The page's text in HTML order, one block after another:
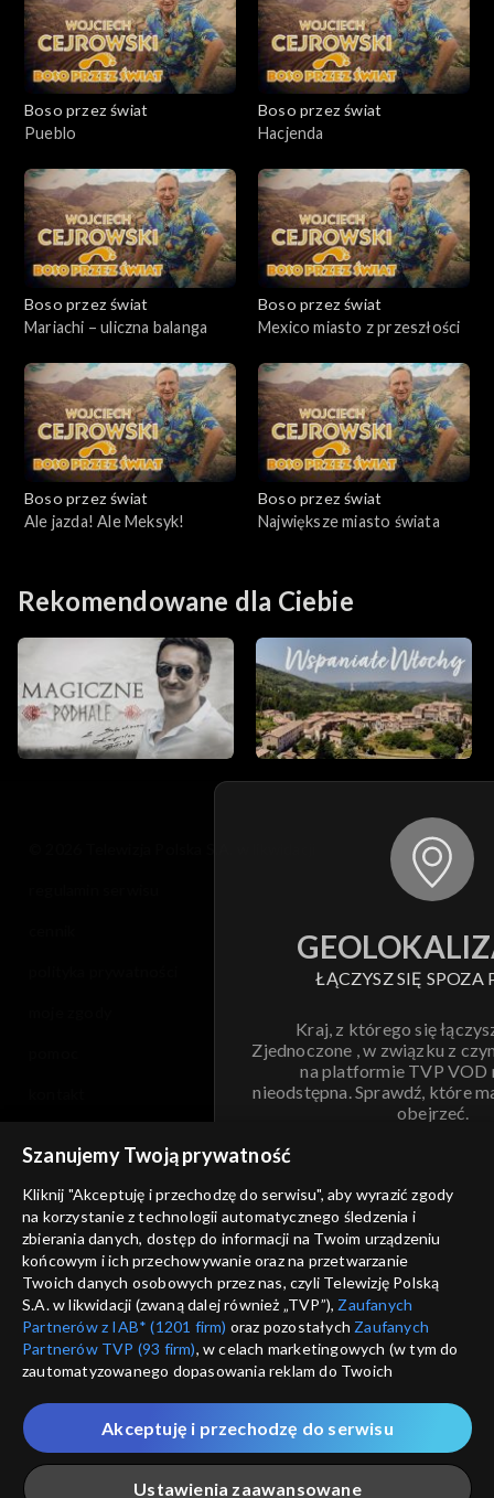
Boso przez świat
Pueblo
Boso przez świat
Hacjenda
Boso przez świat
Mariachi – uliczna balanga
Boso przez świat
Mexico miasto z przeszłości
Boso przez świat
Ale jazda! Ale Meksyk!
Boso przez świat
Największe miasto świata
Rekomendowane dla Ciebie
ŁĄCZYSZ SIĘ SPOZA
Kraj, z którego się
Zjednoczone , w związku z
na platformie TVP VOD
nieodstępna. Sprawdź, które
obejrzeć.
ANULUJ
informacje o dostawcy usług
Szanujemy Twoją prywatność
Kliknij "Akceptuję i przechodzę do serwisu", aby wyrazić zgody
na korzystanie z technologii automatycznego śledzenia i
zbierania danych, dostęp do informacji na Twoim urządzeniu
końcowym i ich przechowywanie oraz na przetwarzanie
Twoich danych osobowych przez nas, czyli Telewizję Polską
S.A. w likwidacji (zwaną dalej również „TVP”), Zaufanych
Partnerów z IAB* (1201 firm) oraz pozostałych Zaufanych
Partnerów TVP (93 firm), w celach marketingowych (w tym do
zautomatyzowanego dopasowania reklam do Twoich
które wskazujemy poniżej, a także zgody na udostępnianie
przez nas identyfikatora PPID do Google.
Twoje dane osobowe zbierane podczas odwiedzania przez
Ciebie naszych
poszczególnych serwisówzwanych dalej
Ustawienia zaawansowane
Akceptuję i przechodzę do serwisu